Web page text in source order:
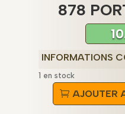
878
INFORMATIONS
1 en stock
quantité
AJOUTER